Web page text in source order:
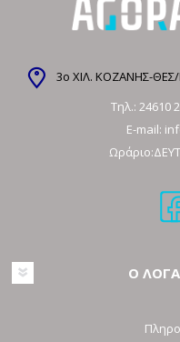
3ο ΧΙΛ. ΚΟΖΑΝΗΣ-
Τηλ.: 24610
E-mail:
Ο